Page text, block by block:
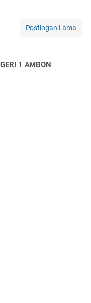
Postingan Lama
1 AMBON